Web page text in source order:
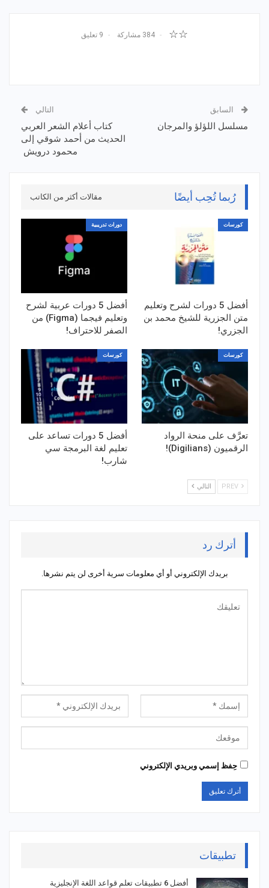
☆☆ 384 مشاركة 9 تعليق
السابق
مسلسل اللؤلؤ والمرجان
التالي
كتاب أعلام الشعر العربي
الحديث من أحمد شوقي إلى
محمود درويش
رُبما تُحِب أيضًا مقالات أكثر من الكاتب
كورسات
أفضل 5 دورات لشرح وتعليم
متن الجزرية للشيخ محمد بن
الجزري!
دورات تدريبية
أفضل 5 دورات عربية لشرح
وتعليم فيجما (Figma) من
الصفر للاحتراف!
كورسات
تعرَّف على منحة الرواد
الرقميون (Digilians)!
كورسات
أفضل 5 دورات تساعد على
تعليم لغة البرمجة سي
شارب!
التالي
أترك رد
بريدك الإلكتروني أو أي معلومات سرية أخرى لن يتم نشرها.
حِفظ إسمي وبريدي الإلكتروني
تطبيقات
أفضل 6 تطبيقات تعلم قواعد اللغة الإنجليزية